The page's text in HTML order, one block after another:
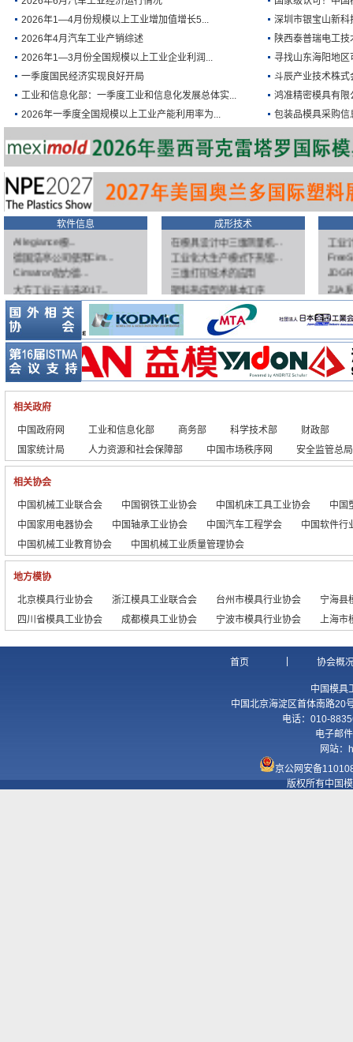
2026年1—4月份规模以上工业增加值增长5...
2026年4月汽车工业产销综述
2026年1—3月份全国规模以上工业企业利润...
一季度国民经济实现良好开局
工业和信息化部：一季度工业和信息化发展总体实...
2026年一季度全国规模以上工业产能利用率为...
深圳市银宝山新
陕西泰普瑞电工
寻找山东海阳地
斗辰产业技术株
鸿准精密模具有
包装品模具采购信
软件信息
解密随形冷却
Allegiance模...
德国浩亭公司使用Cim...
Cimatron助力德...
大方工业云当选2017...
【大众日报】华天软件：...
信息化、自动化、智能化...
数码大方助力“互联网+...
大方工业云有效提升中小...
2017年首场国产工业...
融合 突破 创新 构建...
模具制造2025之企业...
2017年Tebis中...
Tebis助力您的模具...
Tebis离线和交互式...
Tebis安全的交换数...
数码大方2016年十大...
Tebis中国再创新高...
华天软件荣获“智能服务...
SView：3D可视化...
成形技术
汽车冲压件小知识
在模具设计中三维测量机...
工业化大生产模式下热锻...
三维打印技术的应用
塑料热成型的基本工序
“增材制造”随形水道引...
数控伺服液压机是当前液...
数控精密机械压力机及其...
热成形技术汽车轻量化的...
堆焊曲轴锻模高效加工技...
侧围外板成形仿真及工艺...
工业
ZJA
CUT
电极
合理
刀具
蔡司
德克
高速
相关政府
中国政府网 工业和信息化部 商务部 科学技术部
财政部
国家统计局
人力资源和社会保障部 中国市场秩序网 安全监管总局
相关协会
中国机械工业联合会 中国钢铁工业协会 中国机床工具工业协会
中国
中国家用电器协会
中国轴承工业协会 中国汽车工程学会
中国软件行
中国机械工业教育协会
中国机械工业质量管理协会
地方模协
北京模具行业协会 浙江模具工业联合会 台州市模具行业协会
宁海县
四川省模具工业协会
成都模具工业协会 宁波市模具行业协会 上海市
首页 协会概
中国模具
中国北京海淀区首体南路20
电话：010-
电子邮
网站：
京公网安备
版权所有中国